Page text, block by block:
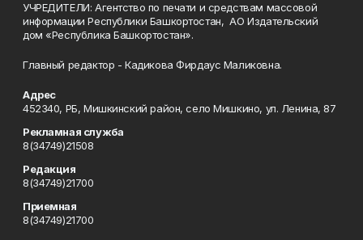
УЧРЕДИТЕЛИ: Агентство по печати и средствам массовой
информации Республики Башкортостан, АО Издательский
дом «Республика Башкортостан».
Главный редактор - Кадикова Фирдаус Маликовна.
Адрес
452340, РБ, Мишкинский район, село Мишкино, ул. Ленина, 87
Рекламная служба
8(34749)21508
Редакция
8(34749)21700
Приемная
8(34749)21700